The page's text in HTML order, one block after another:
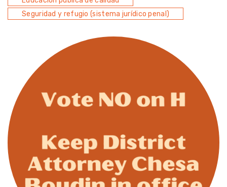
Seguridad y refugio (sistema jurídico penal)